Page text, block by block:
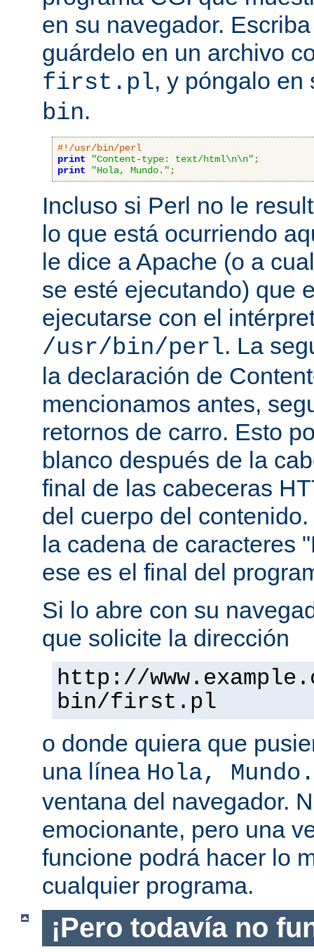
en su navegador.
guárdelo en un archivo
first.pl, y póngalo
bin.
#!/usr/bin/perl
print
"Content-type: text/html\n\n" ;
print
"Hola, Mundo." ;
Incluso si Perl no le
lo que está ocurriendo
le dice a Apache (o a
se esté ejecutando) que
ejecutarse con el
/usr/bin/perl. La
la declaración de
mencionamos antes,
retornos de carro. Esto
blanco después de la
final de las cabeceras
del cuerpo del
la cadena de caracteres
ese es el final del
Si lo abre con su
que solicite la dirección
http://
bin/first.pl
o donde quiera que
una línea Hola, Mundo.
ventana del navegador.
emocionante, pero una
funcione podrá hacer lo
cualquier programa.
¡Pero todavía no